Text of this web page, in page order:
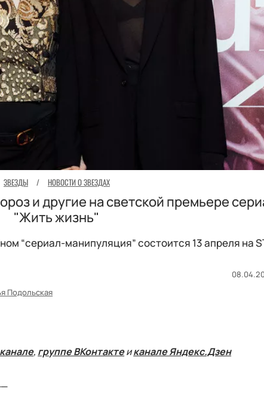
ЗВЕЗДЫ / НОВОСТИ О ЗВЕЗДАХ
и другие на светской премьере
"Жить жизнь"
“сериал-манипуляция” состоится 13 апреля на
Подольская
, группе ВКонтактеиканале Яндекс.Дзен